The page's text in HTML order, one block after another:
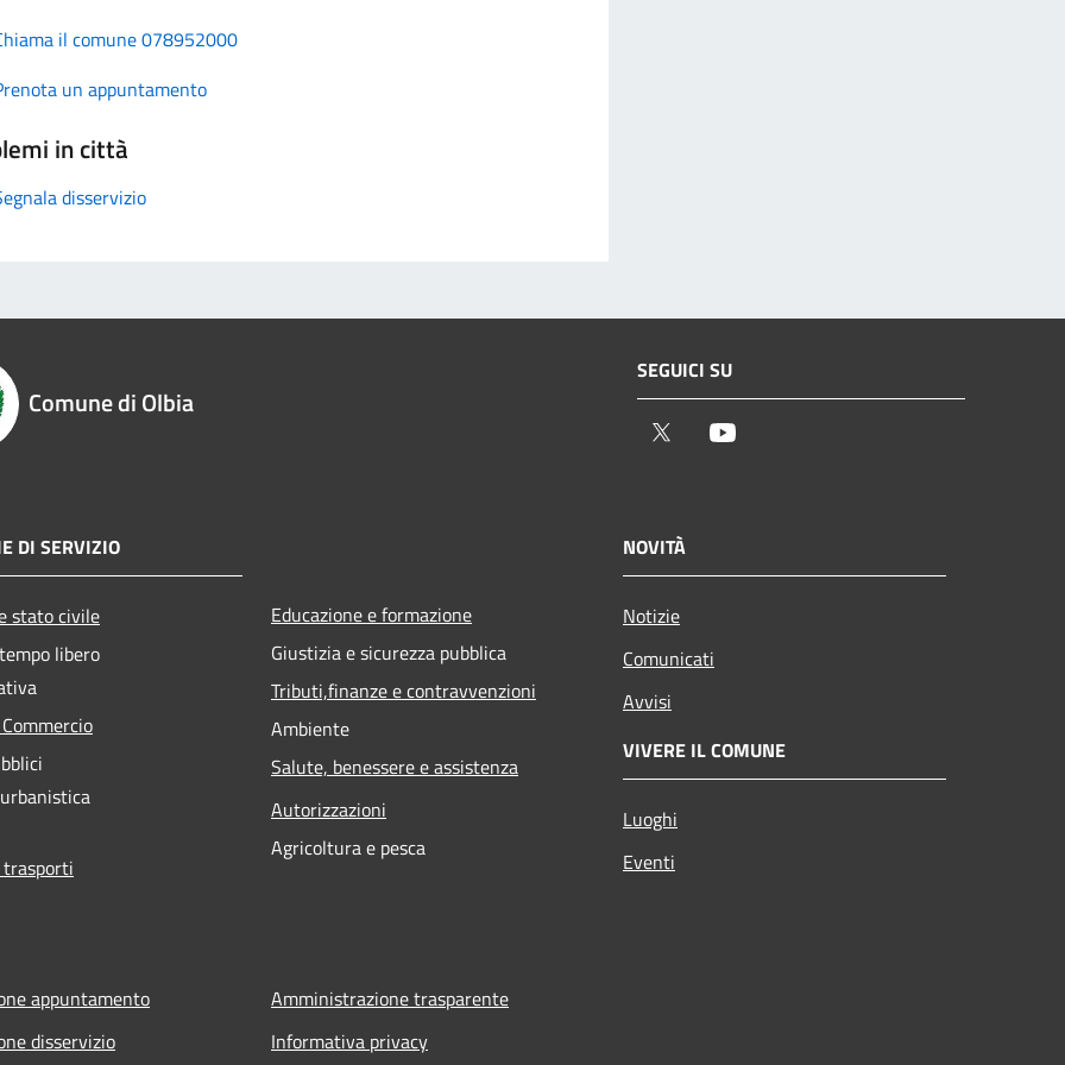
il comune 078952000
un appuntamento
in città
disservizio
Comune di Olbia
SEGUICI SU
Twitter
DI SERVIZIO
stato civile
libero
Educazione e formazione
Giustizia e sicurezza pubblica
Tributi,finanze e contravvenzioni
Ambiente
Salute, benessere e assistenza
Autorizzazioni
Agricoltura e pesca
NOVITÀ
Notizie
Comunicati
Avvisi
VIVERE IL COMUNE
Luoghi
Eventi
appuntamento
disservizio
Amministrazione trasparente
Informativa privacy